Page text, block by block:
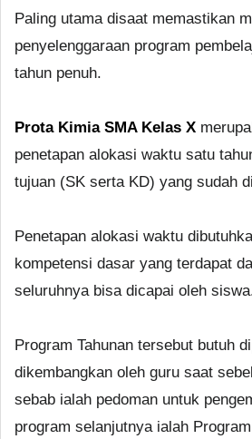
Paling utama disaat memastikan
penyelenggaraan program
tahun penuh.
Prota Kimia SMA Kelas X
penetapan alokasi waktu satu
tujuan (SK serta KD) yang sudah
Penetapan alokasi waktu
kompetensi dasar yang terdapat
seluruhnya bisa dicapai oleh
Program Tahunan tersebut butuh
dikembangkan oleh guru saat
sebab ialah pedoman untuk
program selanjutnya ialah